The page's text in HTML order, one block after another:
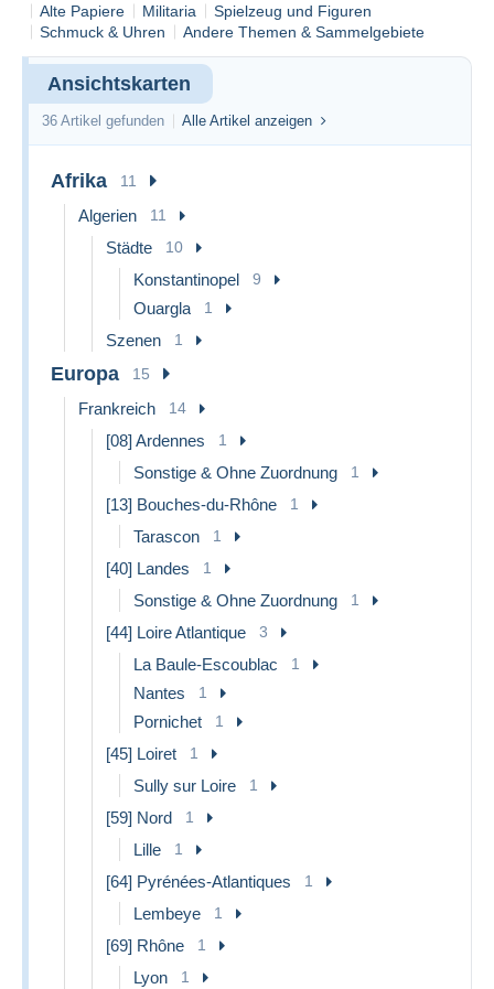
Alte Papiere
Militaria
Spielzeug und Figuren
Schmuck & Uhren
Andere Themen & Sammelgebiete
Ansichtskarten
36 Artikel gefunden Alle Artikel anzeigen
Afrika 11
Algerien 11
Städte 10
Konstantinopel 9
Ouargla 1
Szenen 1
Europa 15
Frankreich 14
[08] Ardennes 1
Sonstige & Ohne Zuordnung 1
[13] Bouches-du-Rhône 1
Tarascon 1
[40] Landes 1
Sonstige & Ohne Zuordnung 1
[44] Loire Atlantique 3
La Baule-Escoublac 1
Nantes 1
Pornichet 1
[45] Loiret 1
Sully sur Loire 1
[59] Nord 1
Lille 1
[64] Pyrénées-Atlantiques 1
Lembeye 1
[69] Rhône 1
Lyon 1